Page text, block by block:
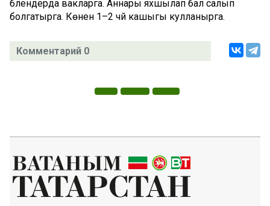
блендерда вакларга. Аннары яхшылап бал салып
болгатырга. Көненә 1–2 чәй кашыгы кулланырга.
Комментарий 0